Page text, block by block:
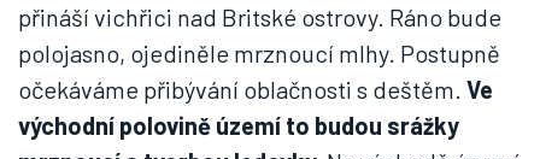
přináší vichřici nad Britské ostrovy. Ráno bude
polojasno, ojediněle mrznoucí mlhy. Postupně
očekáváme přibývání oblačnosti s deštěm. Ve
východní polovině území to budou srážky